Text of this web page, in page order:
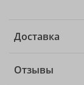
Доставка
Отзывы